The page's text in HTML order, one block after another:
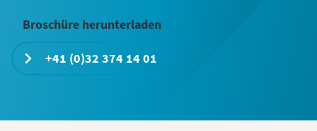
Broschüre herunterladen
+41 (0)32 374 14 01